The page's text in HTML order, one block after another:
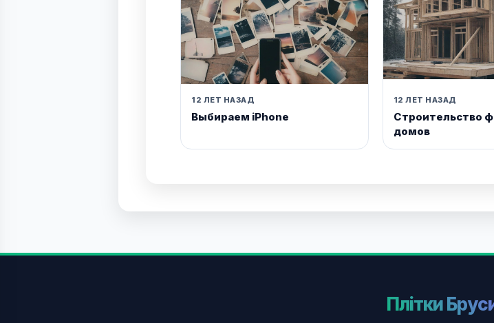
12 ЛЕТ НАЗАД
Выбираем iPhone
12 ЛЕТ НАЗАД
Строительство
домов
Плітки